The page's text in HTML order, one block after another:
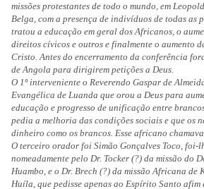
missões protestantes de todo o mundo, em
Belga, com a presença de indivíduos de todas as
tratou a educação em geral dos Africanos, o
direitos cívicos e outros e finalmente o aumento
Cristo. Antes do encerramento da conferência
de Angola para dirigirem petições a Deus.
O 1º interveniente o Reverendo Gaspar de
Evangélica de Luanda que orou a Deus para
educação e progresso de unificação entre
pedia a melhoria das condições sociais e que os
dinheiro como os brancos. Esse africano
O terceiro orador foi Simão Gonçalves Toco,
nomeadamente pelo Dr. Tocker (?) da missão do
Huambo, e o Dr. Brech (?) da missão Africana de
Huíla, que pedisse apenas ao Espírito Santo afim